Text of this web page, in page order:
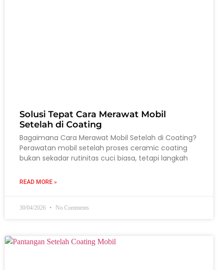
Solusi Tepat Cara Merawat Mobil
Setelah di Coating
Bagaimana Cara Merawat Mobil Setelah di Coating?
Perawatan mobil setelah proses ceramic coating
bukan sekadar rutinitas cuci biasa, tetapi langkah
READ MORE »
30/04/2026 No Comments